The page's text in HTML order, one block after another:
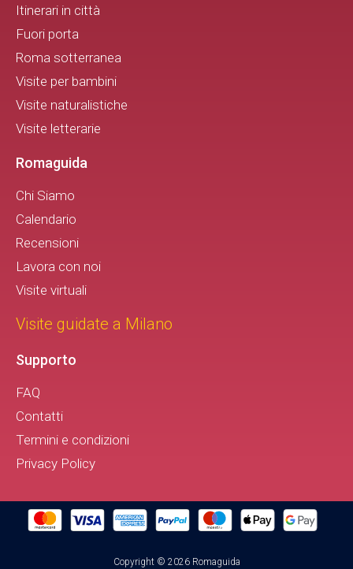
Itinerari in città
Fuori porta
Roma sotterranea
Visite per bambini
Visite naturalistiche
Visite letterarie
Romaguida
Chi Siamo
Calendario
Recensioni
Lavora con noi
Visite virtuali
Visite guidate a Milano
Supporto
FAQ
Contatti
Termini e condizioni
Privacy Policy
Copyright © 2026 Romaguida